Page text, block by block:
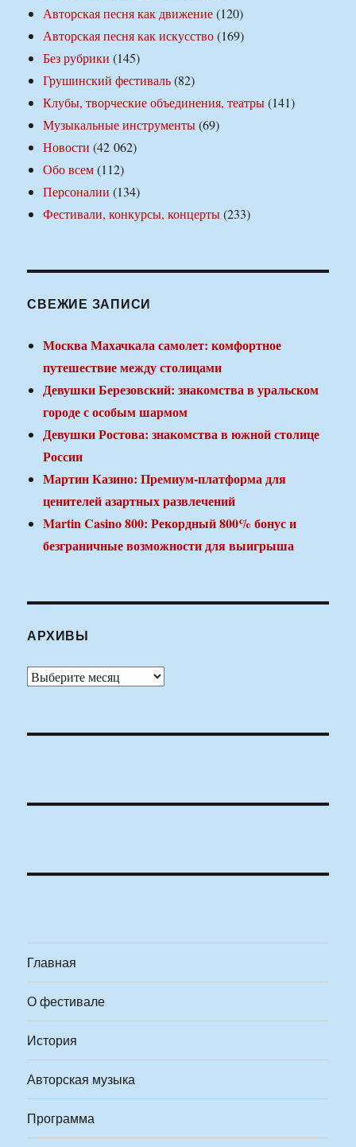
Авторская песня как движение(120)
Авторская песня как искусство(169)
Без рубрики (145)
Грушинский фестиваль(82)
Клубы, творческие объединения, театры(141)
Музыкальные инструменты(69)
Новости (42 062)
Обо всем(112)
Персоналии (134)
Фестивали, конкурсы, концерты(233)
СВЕЖИЕ ЗАПИСИ
Москва Махачкала самолет: комфортное
путешествие между столицами
Девушки Березовский: знакомства в уральском
городе с особым шармом
Девушки Ростова: знакомства в южной столице
России
Мартин Казино: Премиум-платформа для
ценителей азартных развлечений
Martin Casino 800: Рекордный 800% бонус и
безграничные возможности для выигрыша
АРХИВЫ
Архивы
Главная
О фестивале
История
Авторская музыка
Программа